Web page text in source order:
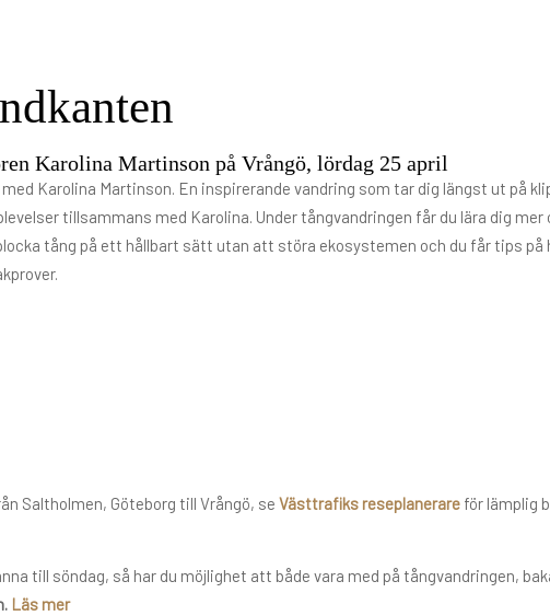
Karolina Martinson på Vrångö, lördag 25 april
Karolina Martinson. En inspirerande vandring som tar dig längst ut på
tillsammans med Karolina. Under tångvandringen får du lära dig
tång på ett hållbart sätt utan att störa ekosystemen och du får tips på
Saltholmen, Göteborg till Vrångö, se Västtrafiks reseplanerare för lämplig
till söndag, så har du möjlighet att både vara med på tångvandringen,
Läs mer